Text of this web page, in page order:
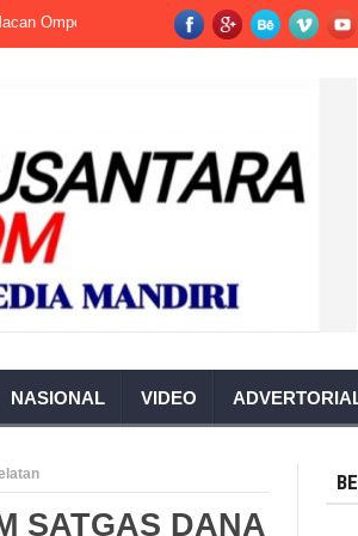
Kecelakaan Kerja-Terjadi di Pabrik
NASIONAL VIDEO
SATGAS DANA